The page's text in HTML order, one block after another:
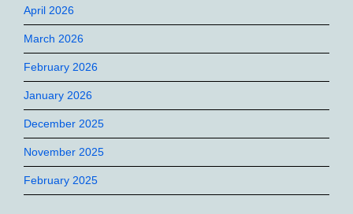
April 2026
March 2026
February 2026
January 2026
December 2025
November 2025
February 2025